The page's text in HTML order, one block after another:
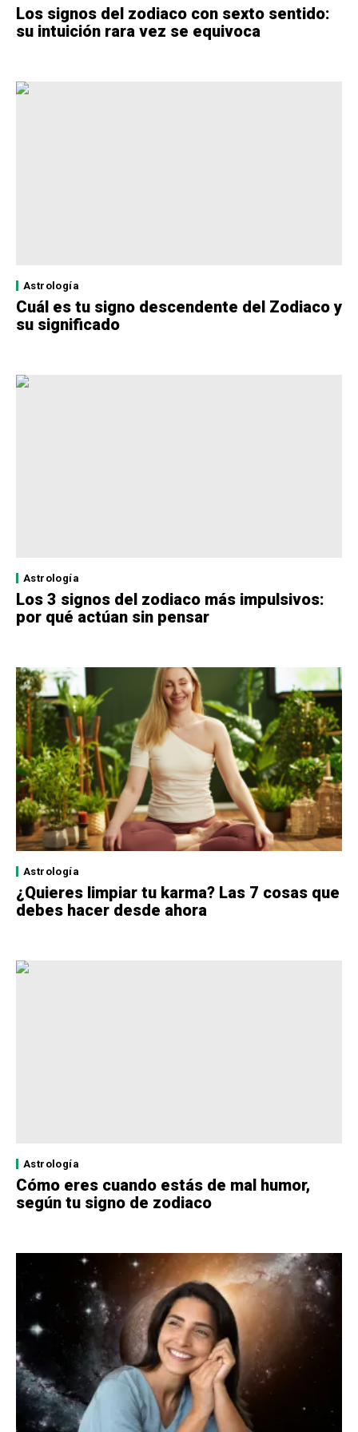
Los signos del zodiaco con sexto sentido:
su intuición rara vez se equivoca
Astrología
Cuál es tu signo descendente del Zodiaco y
su significado
Astrología
Los 3 signos del zodiaco más impulsivos:
por qué actúan sin pensar
Astrología
¿Quieres limpiar tu karma? Las 7 cosas que
debes hacer desde ahora
Astrología
Cómo eres cuando estás de mal humor,
según tu signo de zodiaco